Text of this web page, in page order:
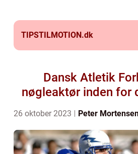
TIPSTILMOTION.dk
Dansk Atletik
nøgleaktør inden for
26 oktober 2023 Peter